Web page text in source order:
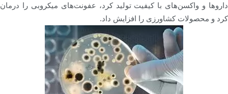
داروها و واکسن‌های با کیفیت تولید کرد، عفونت‌های میکروبی را درمان
کرد و محصولات کشاورزی را افزایش داد.